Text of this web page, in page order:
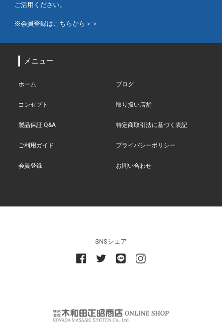
ご活用ください。
※会員登録はこちらから＞＞
メニュー
ホーム ブログ
コンセプト 取り扱い店舗
製品保証 Q&A 特定商取引法に基づく表記
ご利用ガイド プライバシーポリシー
会員登録 お問い合わせ
SNSシェア